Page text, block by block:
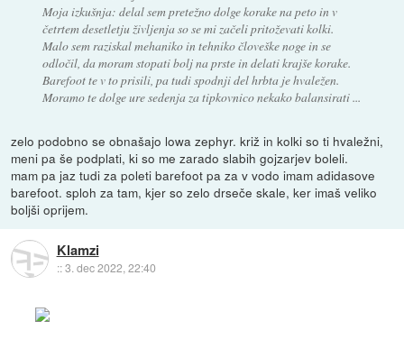
Moja izkušnja: delal sem pretežno dolge korake na peto in v
četrtem desetletju življenja so se mi začeli pritoževati kolki.
Malo sem raziskal mehaniko in tehniko človeške noge in se
odločil, da moram stopati bolj na prste in delati krajše korake.
Barefoot te v to prisili, pa tudi spodnji del hrbta je hvaležen.
Moramo te dolge ure sedenja za tipkovnico nekako balansirati ...
zelo podobno se obnašajo lowa zephyr. križ in kolki so ti hvaležni,
meni pa še podplati, ki so me zarado slabih gojzarjev boleli.
mam pa jaz tudi za poleti barefoot pa za v vodo imam adidasove
barefoot. sploh za tam, kjer so zelo drseče skale, ker imaš veliko
boljši oprijem.
Klamzi
::3. dec 2022, 22:40